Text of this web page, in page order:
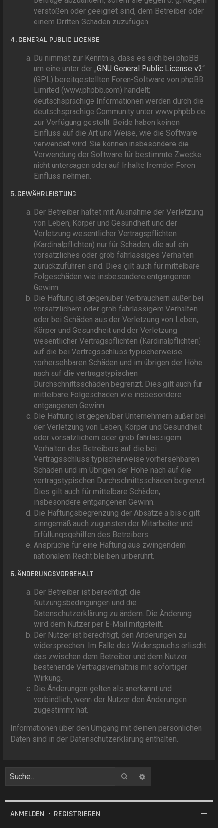
verstoßen oder geeignet sind, dem Betreiber oder
einem Dritten Schaden zuzufügen.
4. GENERAL PUBLIC LICENSE
Du nimmst zur Kenntnis, dass es sich bei phpBB
um eine unter der „GNU General Public License v2“
(GPL) bereitgestellten Foren-Software von phpBB
Limited (www.phpbb.com) handelt;
deutschsprachige Informationen werden durch die
deutschsprachige Community unter www.phpbb.de
zur Verfügung gestellt. Beide haben keinen
Einfluss auf die Art und Weise, wie die Software
verwendet wird. Sie können insbesondere die
Verwendung der Software für bestimmte Zwecke
nicht untersagen oder auf Inhalte fremder Foren
Einfluss nehmen.
5. GEWÄHRLEISTUNG
Der Betreiber haftet mit Ausnahme der Verletzung
von Leben, Körper und Gesundheit und der
Verletzung wesentlicher Vertragspflichten
(Kardinalpflichten) nur für Schäden, die auf ein
vorsätzliches oder grob fahrlässiges Verhalten
zurückzuführen sind. Dies gilt auch für mittelbare
Folgeschäden wie insbesondere entgangenen
Gewinn.
Die Haftung ist gegenüber Verbrauchern außer bei
vorsätzlichem oder grob fahrlässigem Verhalten
oder bei Schäden aus der Verletzung von Leben,
Körper und Gesundheit und der Verletzung
wesentlicher Vertragspflichten (Kardinalpflichten)
auf die bei Vertragsschluss typischerweise
vorhersehbaren Schäden und im übrigen der Höhe
nach auf die vertragstypischen
Durchschnittsschäden begrenzt. Dies gilt auch für
mittelbare Folgeschäden wie insbesondere
entgangenen Gewinn.
Die Haftung ist gegenüber Unternehmern außer bei
der Verletzung von Leben, Körper und Gesundheit
oder vorsätzlichem oder grob fahrlässigem
Verhalten des Betreibers auf die bei
Vertragsschluss typischerweise vorhersehbaren
Schäden und im Übrigen der Höhe nach auf die
vertragstypischen Durchschnittsschäden begrenzt.
Dies gilt auch für mittelbare Schäden,
insbesondere entgangenen Gewinn.
Die Haftungsbegrenzung der Absätze a bis c gilt
sinngemäß auch zugunsten der Mitarbeiter und
Erfüllungsgehilfen des Betreibers.
Ansprüche für eine Haftung aus zwingendem
nationalem Recht bleiben unberührt.
6. ÄNDERUNGSVORBEHALT
Der Betreiber ist berechtigt, die
Nutzungsbedingungen und die
Datenschutzerklärung zu ändern. Die Änderung
wird dem Nutzer per E-Mail mitgeteilt.
Der Nutzer ist berechtigt, den Änderungen zu
widersprechen. Im Falle des Widerspruchs erlischt
das zwischen dem Betreiber und dem Nutzer
bestehende Vertragsverhältnis mit sofortiger
Wirkung.
Die Änderungen gelten als anerkannt und
verbindlich, wenn der Nutzer den Änderungen
zugestimmt hat.
Informationen über den Umgang mit deinen persönlichen
Daten sind in der Datenschutzerklärung enthalten.
Suche
ANMELDEN • REGISTRIEREN